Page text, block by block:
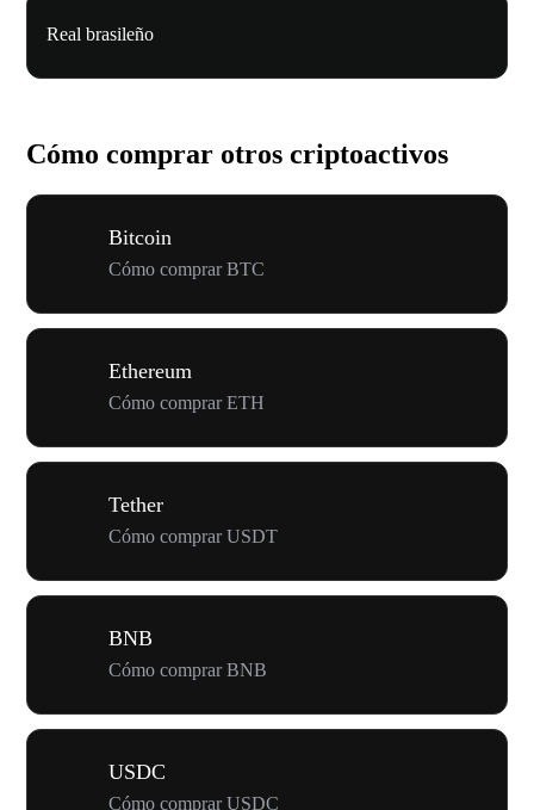
Real brasileño
Cómo comprar otros criptoactivos
Bitcoin
Cómo comprar BTC
Ethereum
Cómo comprar ETH
Tether
Cómo comprar USDT
BNB
Cómo comprar BNB
USDC
Cómo comprar USDC